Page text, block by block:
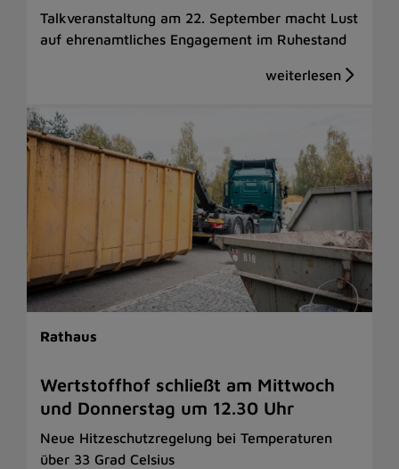
Talkveranstaltung am 22. September macht Lust
auf ehrenamtliches Engagement im Ruhestand
Rathaus
Wertstoffhof schließt am Mittwoch
und Donnerstag um 12.30 Uhr
Neue Hitzeschutzregelung bei Temperaturen
über 33 Grad Celsius